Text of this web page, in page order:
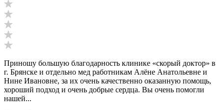
Приношу большую благодарность клинике «скорый доктор» в
г. Брянске и отдельно мед работникам Алёне Анатольевне и
Нине Ивановне, за их очень качественно оказанную помощь,
хороший подход и очень добрые сердца. Вы очень помогли
нашей...